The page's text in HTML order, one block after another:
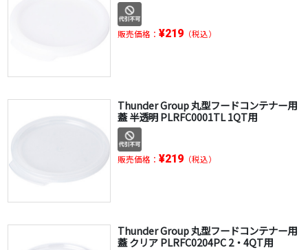
販売価格： ¥219（税込）
Thunder Group 丸型フードコンテナー用
蓋 半透明 PLRFC0001TL 1QT用
販売価格： ¥219（税込）
Thunder Group 丸型フードコンテナー用
蓋 クリア PLRFC0204PC 2・4QT用